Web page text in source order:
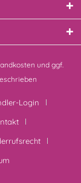
und ggf.
Login